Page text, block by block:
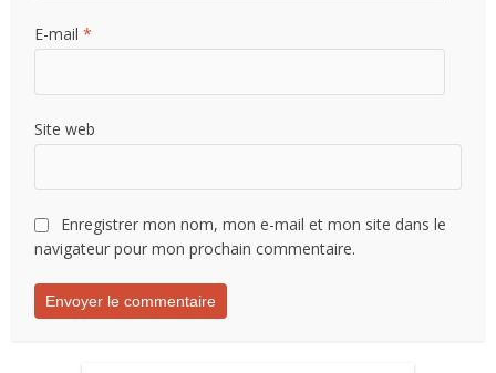
E-mail*
Site web
Enregistrer mon nom, mon e-mail et mon site dans le
navigateur pour mon prochain commentaire.